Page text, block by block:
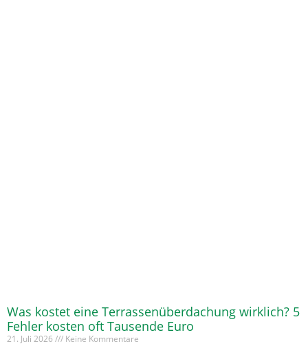
Was kostet eine Terrassenüberdachung wirklich? 5
Fehler kosten oft Tausende Euro
21. Juli 2026 Keine Kommentare